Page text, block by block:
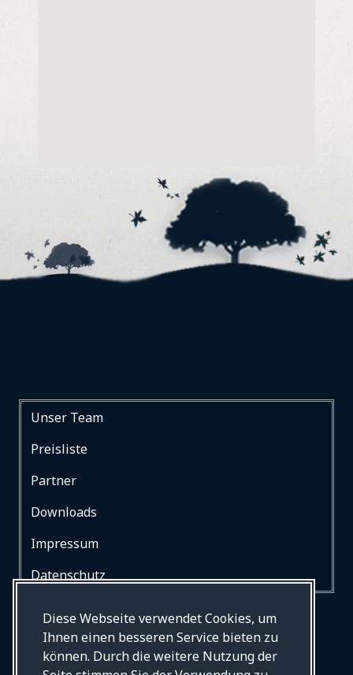
Diese Webseite verwendet Cookies, um
Ihnen einen besseren Service bieten zu
können. Durch die weitere Nutzung der
Unser Team
Preisliste
Partner
Downloads
Impressum
Datenschutz